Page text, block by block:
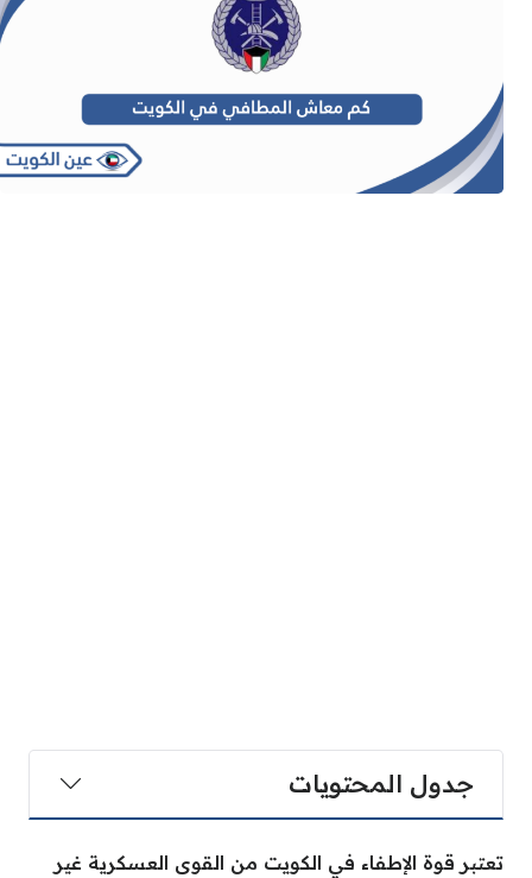
جدول المحتويات
تعتبر قوة الإطفاء في الكويت من القوى العسكرية غير